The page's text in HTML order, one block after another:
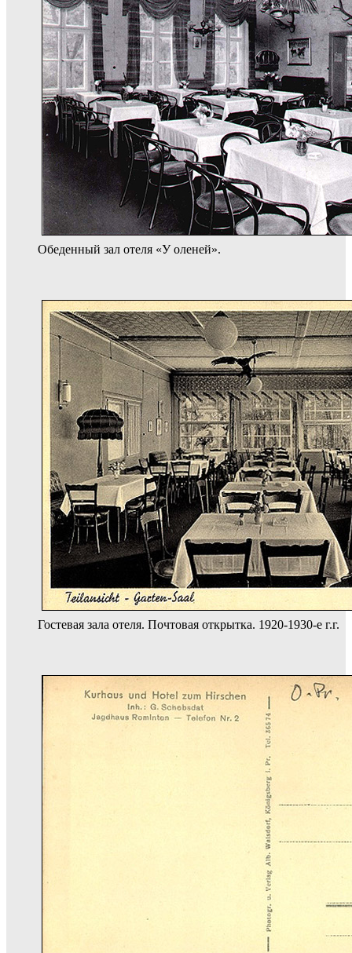
Обеденный зал отеля «У оленей».
Гостевая зала отеля. Почтовая открытка. 1920-1930-е г.г.